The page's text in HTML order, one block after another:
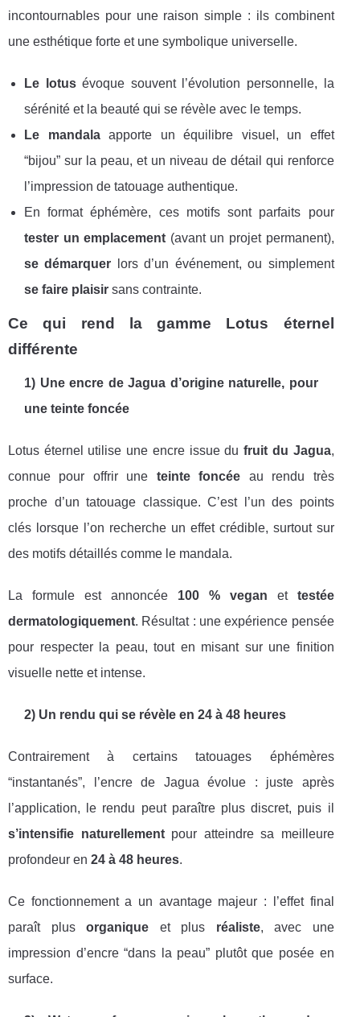
incontournables pour une raison simple : ils combinent
une esthétique forte et une symbolique universelle.
Le lotusévoque souvent l’évolution personnelle, la
sérénité et la beauté qui se révèle avec le temps.
Le mandalaapporte un équilibre visuel, un effet
“bijou” sur la peau, et un niveau de détail qui renforce
l’impression de tatouage authentique.
En format éphémère, ces motifs sont parfaits pour
tester un emplacement (avant un projet permanent),
se démarquer lors d’un événement, ou simplement
se faire plaisir sans contrainte.
Ce qui rend la gamme Lotus éternel
différente
1) Une encre de Jagua d’origine naturelle, pour
une teinte foncée
Lotus éternel utilise une encre issue dufruit du Jagua,
connue pour offrir une teinte foncée au rendu très
proche d’un tatouage classique. C’est l’un des points
clés lorsque l’on recherche un effet crédible, surtout sur
des motifs détaillés comme le mandala.
La formule est annoncée 100 % vegan et testée
dermatologiquement. Résultat : une expérience pensée
pour respecter la peau, tout en misant sur une finition
visuelle nette et intense.
2) Un rendu qui se révèle en 24 à 48 heures
Contrairement à certains tatouages éphémères
“instantanés”, l’encre de Jagua évolue : juste après
l’application, le rendu peut paraître plus discret, puis il
s’intensifie naturellementpour atteindre sa meilleure
profondeur en 24 à 48 heures.
Ce fonctionnement a un avantage majeur : l’effet final
paraît plusorganique et plus réaliste, avec une
impression d’encre “dans la peau” plutôt que posée en
surface.